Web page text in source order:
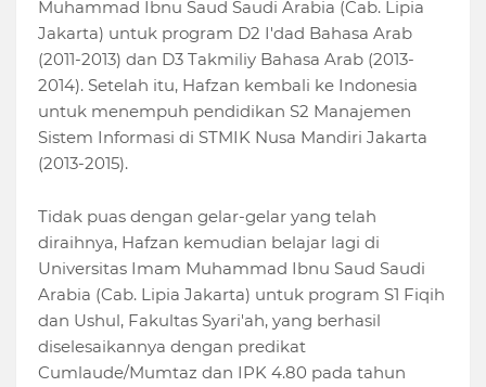
Muhammad Ibnu Saud Saudi Arabia (Cab. Lipia
Jakarta) untuk program D2 I'dad Bahasa Arab
(2011-2013) dan D3 Takmiliy Bahasa Arab (2013-
2014). Setelah itu, Hafzan kembali ke Indonesia
untuk menempuh pendidikan S2 Manajemen
Sistem Informasi di STMIK Nusa Mandiri Jakarta
(2013-2015).
Tidak puas dengan gelar-gelar yang telah
diraihnya, Hafzan kemudian belajar lagi di
Universitas Imam Muhammad Ibnu Saud Saudi
Arabia (Cab. Lipia Jakarta) untuk program S1 Fiqih
dan Ushul, Fakultas Syari'ah, yang berhasil
diselesaikannya dengan predikat
Cumlaude/Mumtaz dan IPK 4.80 pada tahun